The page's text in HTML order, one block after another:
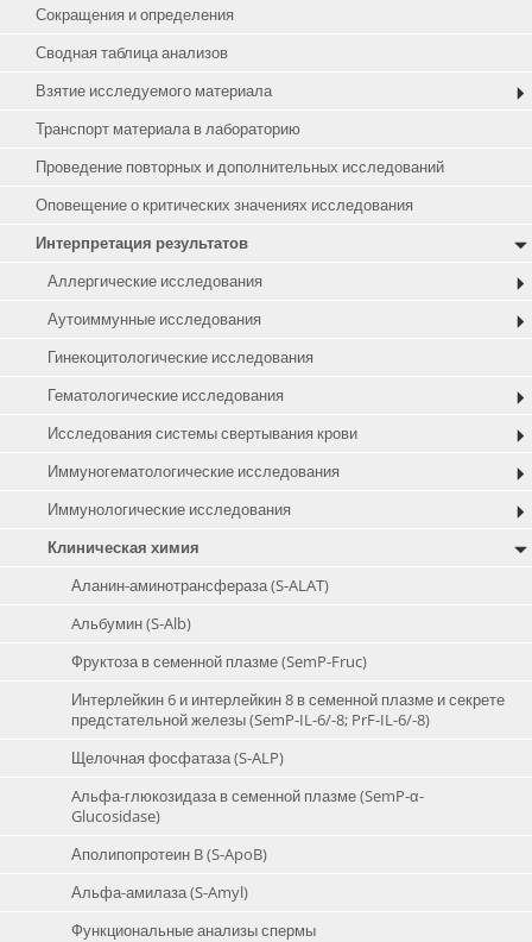
Сокращения и определения
Сводная таблица анализов
Взятие исследуемого материала
Транспорт материала в лабораторию
Проведение повторных и дополнительных исследований
Оповещение о критических значениях исследования
Интерпретация результатов
Аллергические исследования
Аутоиммунные исследования
Гинекоцитологические исследования
Гематологические исследования
Исследования системы свертывания крови
Иммуногематологические исследования
Иммунологические исследования
Клиническая химия
Аланин-аминотрансфераза (S-ALAT)
Aльбумин (S-Alb)
Фруктоза в семенной плазме (SemP-Fruc)
Интерлейкин 6 и интерлейкин 8 в семенной плазме и секрете
предстательной железы (SemP-IL-6/-8; PrF-IL-6/-8)
Щелочная фосфатаза (S-ALP)
Aльфа-глюкозидаза в семенной плазме (SemP-α-
Glucosidase)
Аполипопротеин B (S-ApoB)
Альфа-амилаза (S-Amyl)
Функциональные анализы спермы